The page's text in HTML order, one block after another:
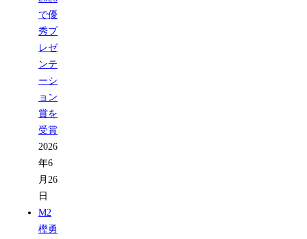
で優
秀プ
レゼ
ンテ
ーシ
ョン
賞を
受賞
2026
年6
月26
日
M2
樫勇